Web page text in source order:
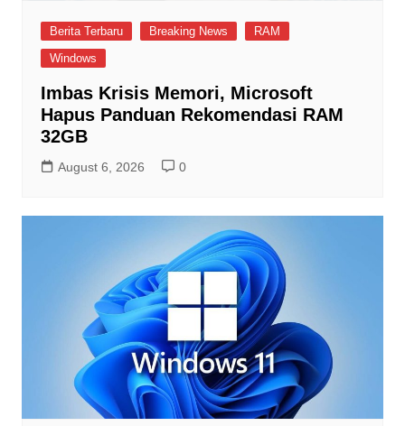
Berita Terbaru Breaking News
RAM
Windows
Imbas Krisis Memori, Microsoft
Hapus Panduan Rekomendasi RAM
32GB
August 6, 2026 0